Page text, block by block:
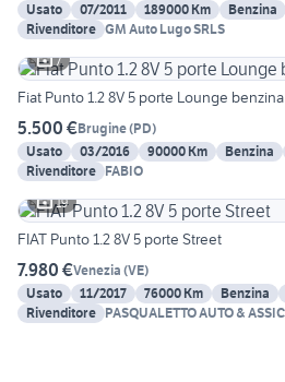
Usato
07/2011 189000 Km Benzina
Rivenditore GM Auto Lugo SRLS
7
Fiat Punto 1.2 8V 5 porte Lounge benzina
5.500 €Brugine(PD)
Usato
03/2016 90000 Km Benzina
Rivenditore FABIO
19
FIAT Punto 1.2 8V 5 porte Street
7.980 €Venezia (VE)
Usato
11/2017 76000 Km Benzina
Rivenditore